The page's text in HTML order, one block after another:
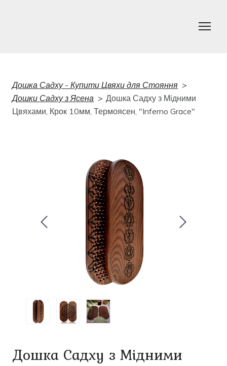
Дошка Садху - Купити Цвяхи для Стояння
Дошки Садху з Ясена
Дошка Садху з Мідними
Цвяхами, Крок 10мм, Термоясен, "Inferno Grace"
Дошка Садху з Мідними